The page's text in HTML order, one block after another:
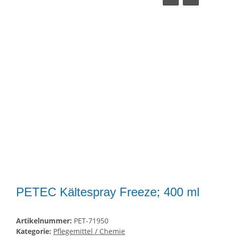
PETEC Kältespray Freeze; 400 ml
Artikelnummer: PET-71950
Kategorie: Pflegemittel / Chemie